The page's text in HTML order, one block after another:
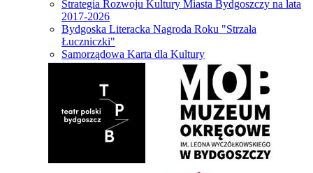
Strategia Rozwoju Kultury Miasta Bydgoszczy na lata
2017-2026
Bydgoska Literacka Nagroda Roku "Strzała
Łuczniczki"
Samorządowa Karta dla Kultury